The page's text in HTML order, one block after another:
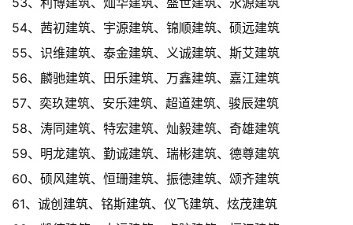
54、茜初建筑、宇源建筑、锦顺建筑、硕远建筑
55、识维建筑、泰金建筑、义诚建筑、斯艾建筑
56、麟驰建筑、田乐建筑、万鑫建筑、嘉江建筑
57、奕玖建筑、安乐建筑、超道建筑、骏辰建筑
58、涛同建筑、特宏建筑、灿毅建筑、奇雄建筑
59、明龙建筑、勤诚建筑、瑞彬建筑、德尊建筑
60、硕风建筑、恒珊建筑、振德建筑、颂齐建筑
61、诚创建筑、铭斯建筑、仪飞建筑、炫茂建筑